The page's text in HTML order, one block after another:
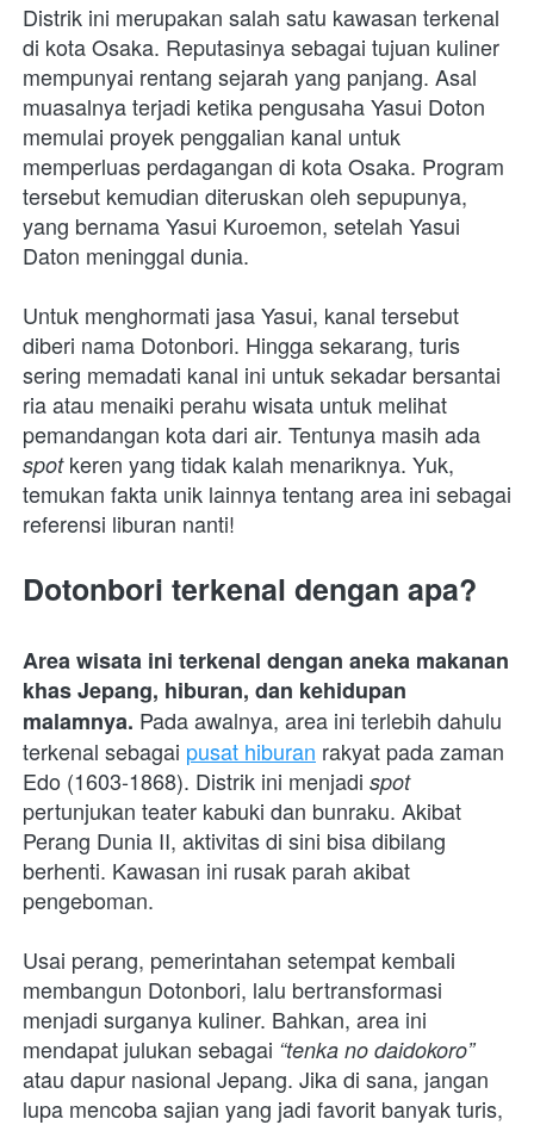
Distrik ini merupakan salah satu kawasan terkenal
di kota Osaka. Reputasinya sebagai tujuan kuliner
mempunyai rentang sejarah yang panjang. Asal
muasalnya terjadi ketika pengusaha Yasui Doton
memulai proyek penggalian kanal untuk
memperluas perdagangan di kota Osaka. Program
tersebut kemudian diteruskan oleh sepupunya,
yang bernama Yasui Kuroemon, setelah Yasui
Daton meninggal dunia.
Untuk menghormati jasa Yasui, kanal tersebut
diberi nama Dotonbori. Hingga sekarang, turis
sering memadati kanal ini untuk sekadar bersantai
ria atau menaiki perahu wisata untuk melihat
spot keren yang tidak kalah menariknya. Yuk,
temukan fakta unik lainnya tentang area ini sebagai
referensi liburan nanti!
Dotonbori terkenal dengan apa?
Area wisata ini terkenal dengan aneka makanan
khas Jepang, hiburan, dan kehidupan
malamnya. Pada awalnya, area ini terlebih dahulu
terkenal sebagai pusat hiburan rakyat pada zaman
Edo (1603-1868). Distrik ini menjadi
spot
pertunjukan teater kabuki dan bunraku. Akibat
Perang Dunia II, aktivitas di sini bisa dibilang
berhenti. Kawasan ini rusak parah akibat
pengeboman.
Usai perang, pemerintahan setempat kembali
membangun Dotonbori, lalu bertransformasi
menjadi surganya kuliner. Bahkan, area ini
mendapat julukan sebagai “tenka no daidokoro”
atau dapur nasional Jepang. Jika di sana, jangan
lupa mencoba sajian yang jadi favorit banyak turis,